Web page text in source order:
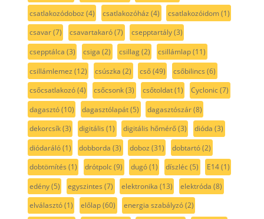
csatlakozódoboz (4) csatlakozóház (4) csatlakozóidom(1)
csavar(7) csavartakaró(7) csepptartály(3)
csepptálca (3) csiga (2) csillag(2) csillámlap(11)
csillámlemez (12) csúszka (2) cső(49) csőbilincs (6)
csőcsatlakozó(4) csőcsonk(3) csőtoldat(1) Cyclonic(7)
dagasztó(10) dagasztólapát(5) dagasztószár(8)
dekorcsík(3) digitális (1) digitális hőmérő(3) dióda (3)
diódaráló(1) dobborda (3) doboz (31) dobtartó(2)
dobtömítés (1) drótpolc(9) dugó(1) díszléc(5) E14(1)
edény(5) egyszintes (7) elektronika (13) elektróda (8)
elválasztó(1) előlap(60) energia szabályzó(2)